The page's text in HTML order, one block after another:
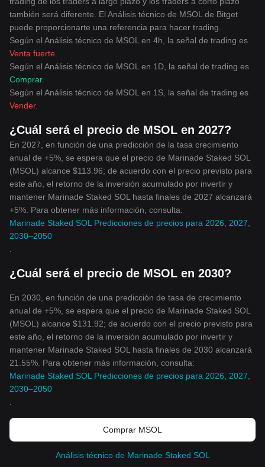
también será diferente. El Análisis técnico de MSOL de Bitget
puede proporcionarte una referencia para hacer trading.
Según el Análisis técnico de MSOL en 4h, la señal de trading es
Venta fuerte
Según el Análisis técnico de MSOL en 1D, la señal de trading es
Comprar.
Según el Análisis técnico de MSOL en 1S, la señal de trading es
Vender.
¿Cuál será el precio de MSOL en 2027?
En 2027, en función de una predicción de la tasa crecimiento
anual de +5%, se espera que el precio de Marinade Staked SOL
(MSOL) alcance $113.96; de acuerdo con el precio previsto para
este año, el retorno de la inversión acumulado por invertir y
mantener Marinade Staked SOL hasta finales de 2027 alcanzará
+5%. Para obtener más información, consulta:
Marinade Staked SOL Predicciones de precios para 2026, 2027,
2030–2050
¿Cuál será el precio de MSOL en 2030?
En 2030, en función de una predicción de tasa de crecimiento
anual de +5%, se espera que el precio de Marinade Staked SOL
(MSOL) alcance $131.92; de acuerdo con el precio previsto para
este año, el retorno de la inversión acumulado por invertir y
mantener Marinade Staked SOL hasta finales de 2030 alcanzará
21.55%. Para obtener más información, consulta:
Marinade Staked SOL Predicciones de precios para 2026, 2027,
2030–2050
Comprar MSOL
Análisis técnico de Marinade Staked SOL